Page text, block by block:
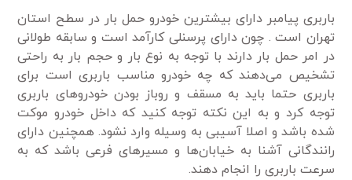
باربری پیامبر دارای بیشترین خودرو حمل بار در سطح استان
تهران است . چون دارای پرسنلی کارآمد است و سابقه طولانی
در امر حمل بار دارند با توجه به نوع بار و حجم بار به راحتی
تشخیص می‌دهند که چه خودرو مناسب باربری است‌ برای
باربری حتما باید به مسقف و روباز بودن خودرو‌های باربری
توجه کرد و به این نکته توجه کنید که داخل خودرو موکت
شده باشد و اصلا آسیبی به وسیله وارد نشود. همچنین دارای
رانندگانی آشنا به خیابان‌ها و مسیر‌های فرعی باشد که به
سرعت باربری را انجام دهند.